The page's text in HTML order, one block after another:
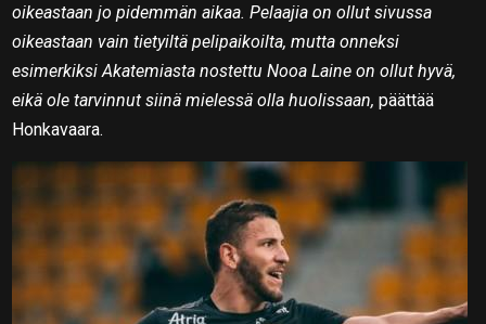
oikeastaan jo pidemmän aikaa. Pelaajia on ollut sivussa
oikeastaan vain tietyiltä pelipaikoilta, mutta onneksi
esimerkiksi Akatemiasta nostettu Nooa Laine on ollut hyvä,
eikä ole tarvinnut siinä mielessä olla huolissaan, päättää
Honkavaara.